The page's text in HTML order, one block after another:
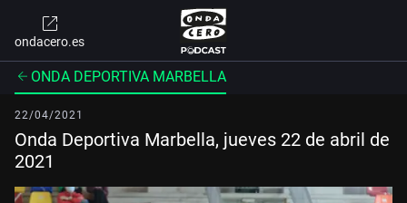
ondacero.es
ONDA DEPORTIVA MARBELLA
22/04/2021
Onda Deportiva Marbella, jueves 22 de abril de
2021